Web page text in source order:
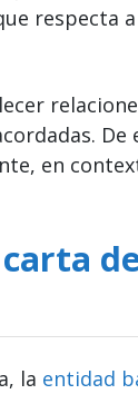
respecta
en
la entidad